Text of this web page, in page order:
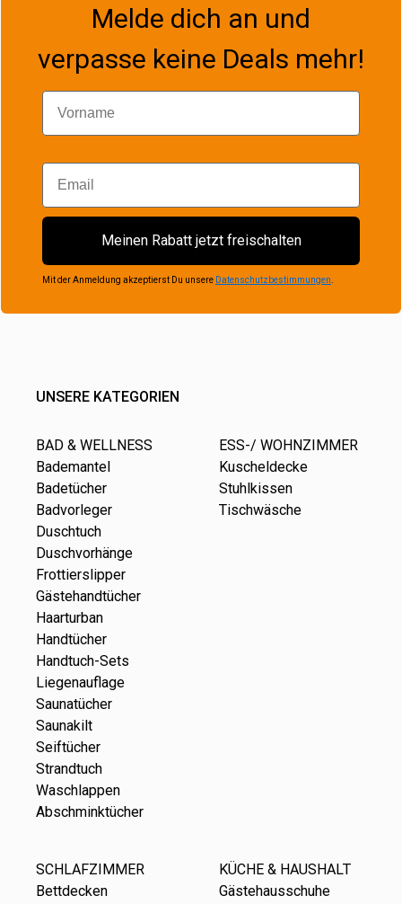
Melde dich an und
verpasse keine Deals mehr!
Vorname
Email
Meinen Rabatt jetzt freischalten
Mit der Anmeldung akzeptierst Du unsere Datenschutzbestimmungen
UNSERE KATEGORIEN
BAD & WELLNESS
Bademantel
Badetücher
Badvorleger
Duschtuch
Duschvorhänge
Frottierslipper
Gästehandtücher
Haarturban
Handtücher
Handtuch-Sets
Liegenauflage
Saunatücher
Saunakilt
Seiftücher
Strandtuch
Waschlappen
Abschminktücher
ESS-/ WOHNZIMMER
Kuscheldecke
Stuhlkissen
Tischwäsche
SCHLAFZIMMER
Bettdecken
KÜCHE & HAUSHALT
Gästehausschuhe